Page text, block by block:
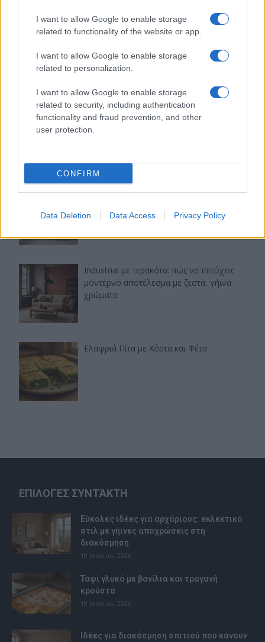
I want to allow Google to enable storage
related to functionality of the website or app.
I want to allow Google to enable storage
related to personalization.
I want to allow Google to enable storage
related to security, including authentication
functionality and fraud prevention, and other
user protection.
CONFIRM
Data Deletion Data Access Privacy Policy
Δροσερό ρόφημα με μέντα και μήλο για
Αρακάς με κοτόπουλο και γιαούρτι: ένα
χορταστικό μαγειρευτό με υψηλή πρωτεΐνη
DIY minimal αλλαγές στο μπάνιο με
διαφορά
Industrial με τερακότα: πώς να πετύχεις
μοντέρνο αποτέλεσμα με ζεστά, γήινα
χρώματα
Ελαφριά Πίτα με Χόρτα και Φέτα
ΕΠΙΛΟΓΈΣ ΣΥΝΤΆΚΤΗ
Εύκολες ιδέες για αρχάριους: εκλεκτικό
στιλ με γήινες αποχρώσεις στη
διακόσμηση
19 Ιουλίου, 2026
Ταψί γλυκό με βανίλια και τραγανή
κρούστα
19 Ιουλίου, 2026
Ιδέες για διακόσμηση σπιτιού που κάνουν